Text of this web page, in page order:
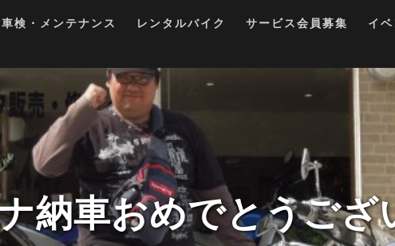
車検・メンテナンス レンタルバイク サービス会員募集 イベ
納車おめでとうござ